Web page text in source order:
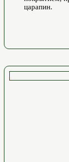
царапин.